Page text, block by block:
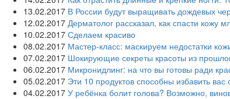
13.02.2017 В России будут выращивать дождевых
12.02.2017 Дерматолог рассказал, как спасти кожу
10.02.2017 Сделаем красиво
08.02.2017 Мастер-класс: маскируем недостатки
07.02.2017 Шокирующие секреты красоты из
06.02.2017 Микронидлинг: на что вы готовы ради
05.02.2017 Эти 10 продуктов способны избавить
04.02.2017 У ребёнка болит голова? Возможно,